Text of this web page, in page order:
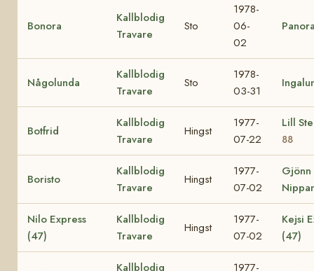
Bonora
Kallblodig
Travare
Sto
1978-
06-
02
Någolunda
Kallblodig
Travare
Sto
1978-
03-31
Botfrid
Kallblodig
Travare
Hingst
1977-
07-22
Lill
88
Boristo
Kallblodig
Travare
Hingst
1977-
07-02
Gjönn
Nilo Express
(47)
Kallblodig
Travare
Hingst
1977-
07-02
Kejsi
(47)
Kallblodig
1977-